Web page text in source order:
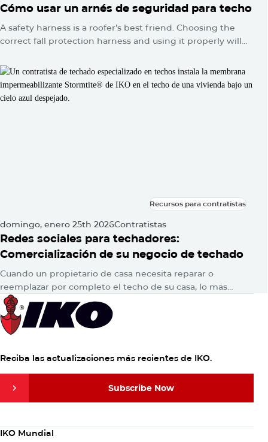
Cómo usar un arnés de seguridad para techo
A safety harness is a roofer’s best friend. Choosing the
correct fall protection harness and using it properly will
correctly.
Recursos para contratistas
domingo, enero 25th 2026Contratistas
Redes sociales para techadores:
Comercialización de su negocio de techado
Cuando un propietario de casa necesita reparar o
reemplazar por completo el techo de su casa, lo más
probable es que consulte en Google para encontrar
respuestas. Luego,…
Reciba las actualizaciones más recientes de IKO.
Subscribe Now
Column
IKO Mundial